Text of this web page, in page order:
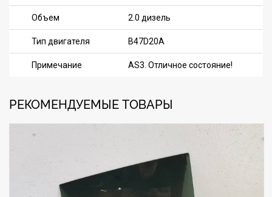
Объем 2.0 дизель
Тип двигателя B47D20A
Примечание AS3. Отличное состояние!
РЕКОМЕНДУЕМЫЕ ТОВАРЫ